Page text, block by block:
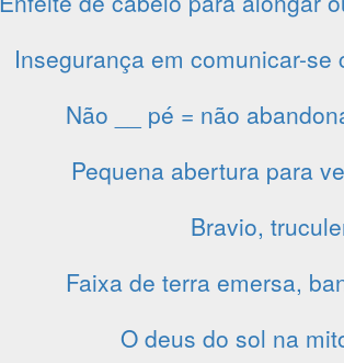
Insegurança em comunicar-se
Não __ pé = não
Pequena abertura para
Bravio,
Faixa de terra emersa,
O deus do sol na